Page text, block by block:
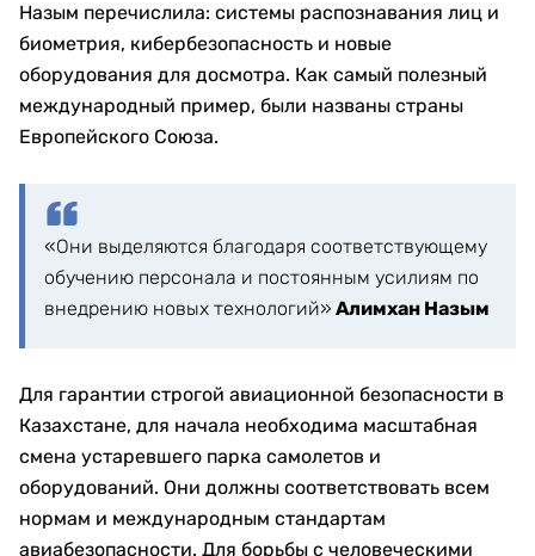
Назым перечислила: системы распознавания лиц и
биометрия, кибербезопасность и новые
оборудования для досмотра. Как самый полезный
международный пример, были названы страны
Европейского Союза.
«Они выделяются благодаря соответствующему
обучению персонала и постоянным усилиям по
внедрению новых технологий» Алимхан Назым
Для гарантии строгой авиационной безопасности в
Казахстане, для начала необходима масштабная
смена устаревшего парка самолетов и
оборудований. Они должны соответствовать всем
нормам и международным стандартам
авиабезопасности. Для борьбы с человеческими